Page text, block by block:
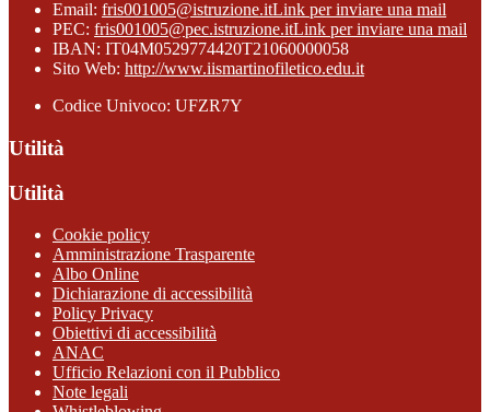
Email: fris001005@istruzione.itLink per inviare una mail
PEC: fris001005@pec.istruzione.itLink per inviare una mail
IBAN: IT04M0529774420T21060000058
Sito Web: http://www.iismartinofiletico.edu.it
Codice Univoco: UFZR7Y
Utilità
Utilità
Cookie policy
Amministrazione Trasparente
Albo Online
Dichiarazione di accessibilità
Policy Privacy
Obiettivi di accessibilità
ANAC
Ufficio Relazioni con il Pubblico
Note legali